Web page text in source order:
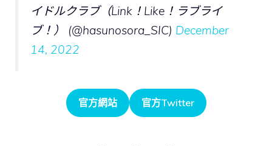
イドルクラブ（Link！Like！ラブライ
ブ！） (@hasunosora_SIC) December
14, 2022
官方網站 官方Twitter